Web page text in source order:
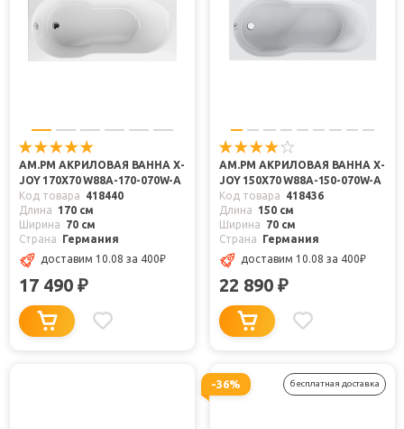
AM.PM АКРИЛОВАЯ ВАННА X-
JOY 170X70 W88A-170-070W-A
Код товара
418440
Длина
170 см
Ширина
70 см
Страна
Германия
доставим 10.08 за 400₽
17 490 ₽
AM.PM АКРИЛОВАЯ ВАННА X-
JOY 150X70 W88A-150-070W-A
Код товара
418436
Длина
150 см
Ширина
70 см
Страна
Германия
доставим 10.08 за 400₽
22 890 ₽
-36% бесплатная доставка